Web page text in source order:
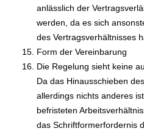
anlässlich der
werden, da es sich
des Vertragsverhältnisses
Form der Vereinbarung
Die Regelung sieht keine
Da das Hinausschieben
allerdings nichts anderes
befristeten
das Schriftformerfordernis